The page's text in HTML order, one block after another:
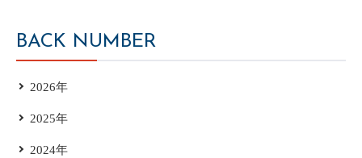
BACK NUMBER
2026年
2025年
2024年